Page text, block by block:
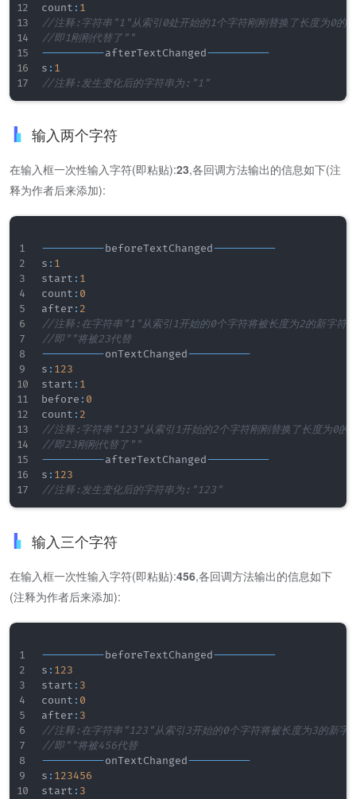
count : 1
//注释:字符串"1"从索引0处开始的1个字符刚刚替换了长度为0的
//即1刚刚代替了""
----------afterTextChanged----------
s : 1
//注释:发生变化后的字符串为:"1"
输入两个字符
在输入框一次性输入字符(即粘贴):23,各回调方法输出的信息如下(注
释为作者后来添加):
----------beforeTextChanged----------
s : 1
start : 1
count : 0
after : 2
//注释:在字符串"1"从索引1开始的0个字符将被长度为2的新字符
//即""将被23代替
----------onTextChanged----------
s : 123
start : 1
before : 0
count : 2
//注释:字符串"123"从索引1开始的2个字符刚刚替换了长度为0的
//即23刚刚代替了""
----------afterTextChanged----------
s : 123
//注释:发生变化后的字符串为:"123"
输入三个字符
在输入框一次性输入字符(即粘贴):456,各回调方法输出的信息如下
(注释为作者后来添加):
----------beforeTextChanged----------
s : 123
start : 3
count : 0
after : 3
//注释:在字符串"123"从索引3开始的0个字符将被长度为3的新字
//即""将被456代替
----------onTextChanged----------
s : 123456
start : 3